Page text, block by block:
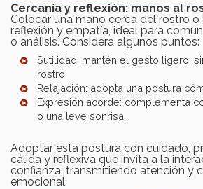
Cercanía y reflexión: manos al
Colocar una mano cerca del rostro
reflexión y empatía, ideal para
o análisis. Considera algunos puntos:
Sutilidad: mantén el gesto ligero,
rostro.
Relajación: adopta una postura
Expresión acorde: complementa
o una leve sonrisa.
Adoptar esta postura con cuidado,
cálida y reflexiva que invita a la
confianza, transmitiendo atención y
emocional.